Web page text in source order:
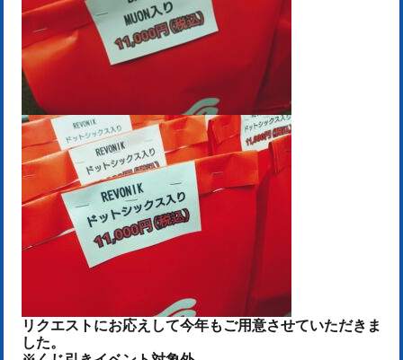
リクエストにお応えして今年もご用意させていただきま
した。